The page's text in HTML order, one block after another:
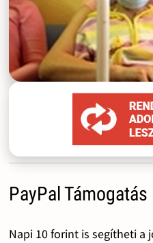
PayPal Támogatás
Napi 10 forint is segítheti a